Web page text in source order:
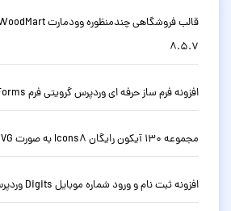
8.5.7
افزونه فرم ساز حرفه ای وردپرس گرویتی فرم Gravity Forms نسخه 3.0.1
مجموعه 130 آیکون رایگان Icons8 به صورت SVG
افزونه ثبت نام و ورود شماره موبایل Digits وردپرس نسخه 9.2